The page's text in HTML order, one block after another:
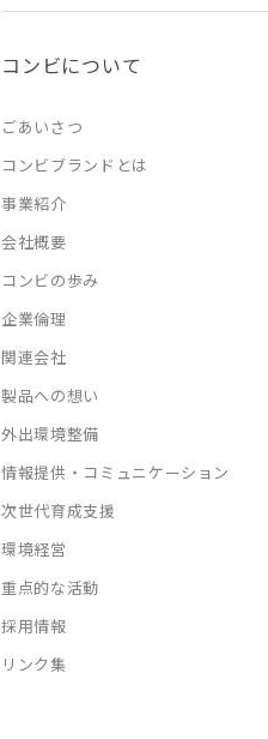
コンビについて
ごあいさつ
コンビブランドとは
事業紹介
会社概要
コンビの歩み
企業倫理
関連会社
製品への想い
外出環境整備
情報提供・コミュニケーション
次世代育成支援
環境経営
重点的な活動
採用情報
リンク集